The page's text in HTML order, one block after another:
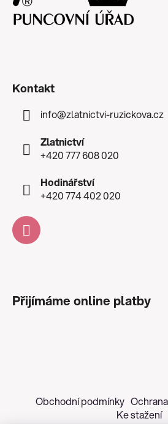
Kontakt
info@zlatnictvi-ruzickova.cz
Zlatnictví
+420 777 608 020
Hodinářství
+420 774 402 020
Přijímáme online platby
Obchodní podmínky
Ke stažení